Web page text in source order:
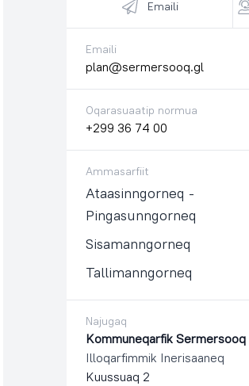
Emaili
Emaili
plan@sermersooq.gl
Oqarasuaatip normua
+299 36 74 00
Ammasarfiit
Ataasinngorneq -
Pingasunngorneq
Sisamanngorneq
Tallimanngorneq
Najugaq
Kommuneqarfik Sermersooq
Illoqarfimmik Inerisaaneq
Kuussuaq 2